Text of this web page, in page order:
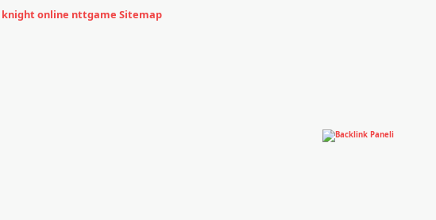
knight online nttgame Sitemap